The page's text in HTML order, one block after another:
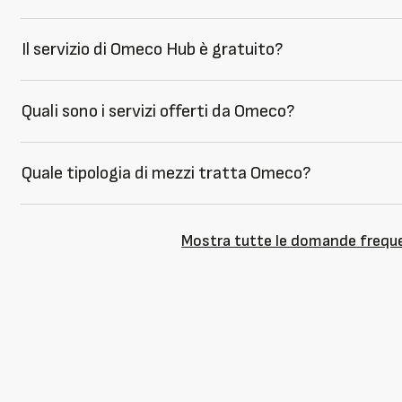
Il servizio di Omeco Hub è gratuito?
Quali sono i servizi offerti da Omeco?
Quale tipologia di mezzi tratta Omeco?
Mostra tutte le domande